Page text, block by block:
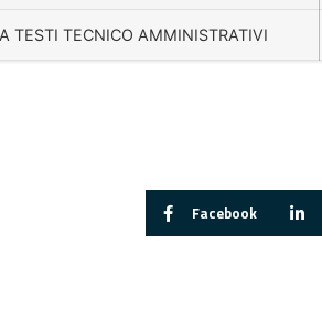
TESTI TECNICO AMMINISTRATIVI
Facebook